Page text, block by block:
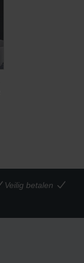
Veilig betalen